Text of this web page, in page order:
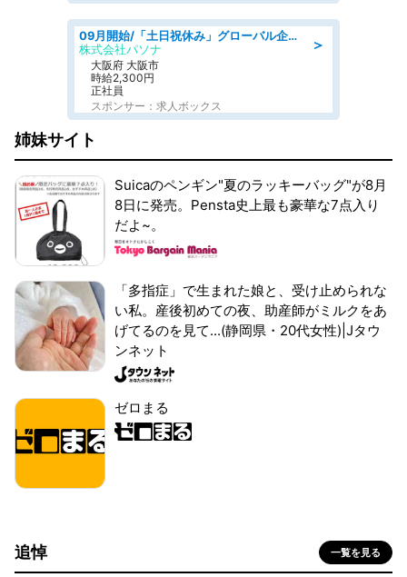
＞
09月開始/「土日祝休み」グローバル企業での産業保健のお仕事/保健師/高時給/残業なし/服装自由
株式会社パソナ
大阪府 大阪市
時給2,300円
正社員
スポンサー：求人ボックス
姉妹サイト
Suicaのペンギン"夏のラッキーバッグ"が8月
8日に発売。Pensta史上最も豪華な7点入り
だよ~。
「多指症」で生まれた娘と、受け止められな
い私。産後初めての夜、助産師がミルクをあ
げてるのを見て...(静岡県・20代女性)|Jタウ
ンネット
ゼロまる
追悼 一覧を見る